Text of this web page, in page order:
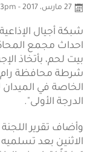
27 مارس، 2017 - 08:03pm
شبكة أجيال الإذاعية ARN_
احداث مجمع
بيت لحم، بأتخاذ
شرطة محافظة رام
الخاصة في الميدان
الدرجة الأولى".
وأضاف تقرير
الاثنين بعد